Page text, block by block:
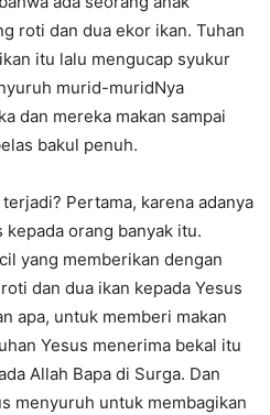
roti dan dua ekor ikan. Tuhan
itu lalu mengucap syukur
murid-muridNya
dan mereka makan sampai
bakul penuh.
Pertama, karena adanya
kepada orang banyak itu.
yang memberikan dengan
dan dua ikan kepada Yesus
apa, untuk memberi makan
Yesus menerima bekal itu
Allah Bapa di Surga. Dan
menyuruh untuk membagikan